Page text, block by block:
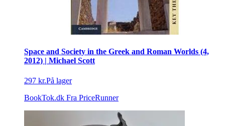
Space and Society in the Greek and Roman Worlds (4,
2012) | Michael Scott
297 kr.På lager
BookTok.dk Fra PriceRunner